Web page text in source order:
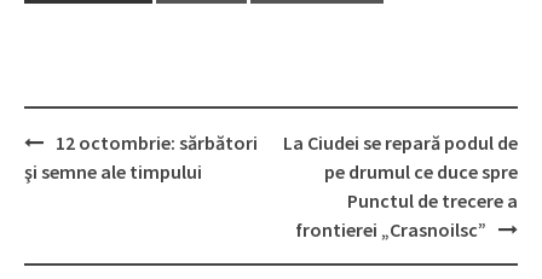
Post
12 octombrie: sărbători
şi semne ale timpului
La Ciudei se repară podul de
pe drumul ce duce spre
Punctul de trecere a
frontierei „Crasnoilsc”